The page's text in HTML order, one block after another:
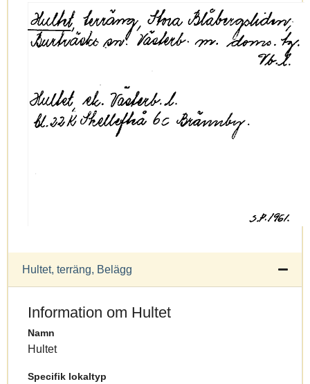
Hultet, terräng, Belägg
Information om Hultet
Namn
Hultet
Specifik lokaltyp